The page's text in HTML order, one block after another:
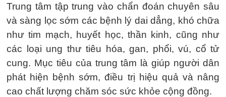
Trung tâm tập trung vào chẩn đoán chuyên sâu
và sàng lọc sớm các bệnh lý dai dẳng, khó chữa
như tim mạch, huyết học, thần kinh, cũng như
các loại ung thư tiêu hóa, gan, phổi, vú, cổ tử
cung. Mục tiêu của trung tâm là giúp người dân
phát hiện bệnh sớm, điều trị hiệu quả và nâng
cao chất lượng chăm sóc sức khỏe cộng đồng.